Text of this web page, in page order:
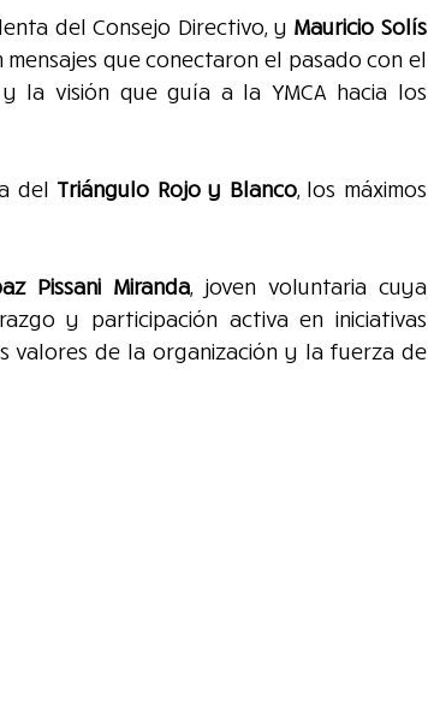
del Consejo Directivo, y Mauricio Solís
que conectaron el pasado con el
la visión que guía a la YMCA hacia los
del Triángulo Rojo y Blanco, los máximos
Pissani Miranda, joven voluntaria cuya
y participación activa en iniciativas
valores de la organización y la fuerza de